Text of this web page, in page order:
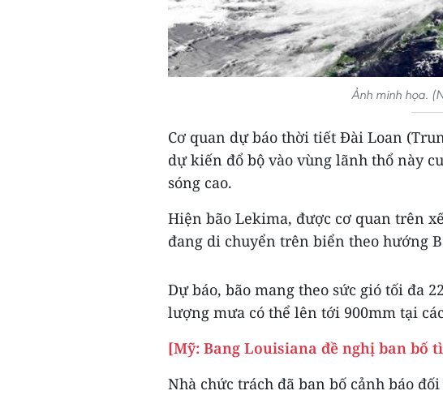
Ảnh minh họa.
Cơ quan dự báo thời tiết Đài Loan
dự kiến đổ bộ vào vùng lãnh thổ này
sóng cao.
Hiện bão Lekima, được cơ quan trên
đang di chuyển trên biển theo hướng
Dự báo, bão mang theo sức gió tối đa
lượng mưa có thể lên tới 900mm tại
[Mỹ: Bang Louisiana đề nghị ban bố
Nhà chức trách đã ban bố cảnh báo